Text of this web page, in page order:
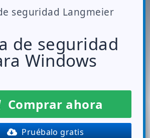
seguridad Langmeier
de seguridad
Windows
Comprar ahora
Pruébalo gratis